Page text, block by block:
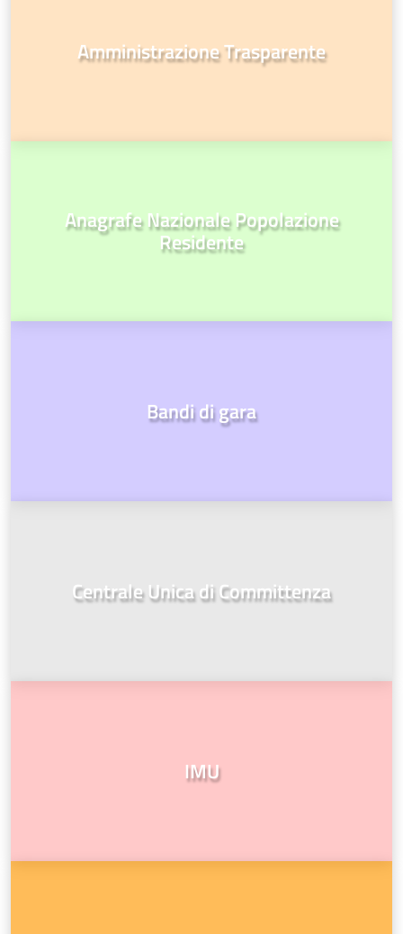
Amministrazione Trasparente
Anagrafe Nazionale Popolazione
Residente
Bandi di gara
Centrale Unica di Committenza
IMU